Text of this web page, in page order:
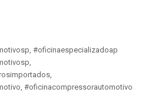
#oficinaespecializadoap
#oficinacompressorautomotivo